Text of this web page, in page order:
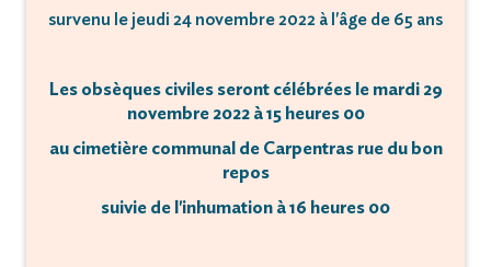
survenu le jeudi 24 novembre 2022 à l'âge de 65 ans
Les obsèques civiles seront célébrées le mardi 29
novembre 2022 à 15 heures 00
au cimetière communal de Carpentras rue du bon
repos
suivie de l'inhumation à 16 heures 00